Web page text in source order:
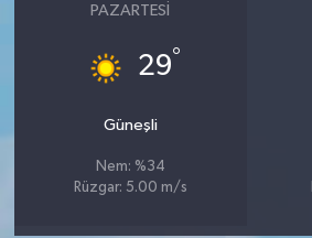
PAZARTESI
29°
Güneşli
Nem: %34
Rüzgar: 5.00 m/s